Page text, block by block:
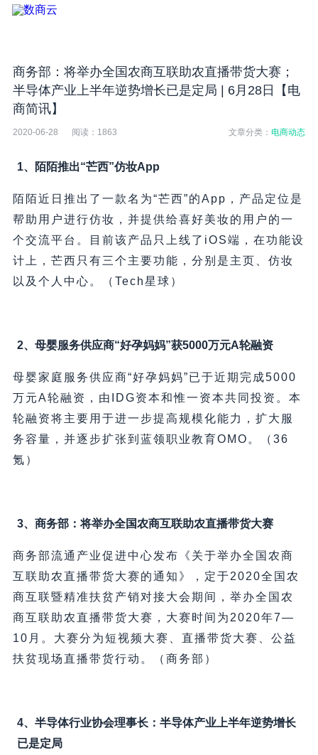
商务部：将举办全国农商互联助农直播带货大赛；
半导体产业上半年逆势增长已是定局 | 6月28日【电
商简讯】
2020-06-28 阅读： 1863 文章分类：电商动态
1、陌陌推出“芒西”仿妆App
陌陌近日推出了一款名为“芒西”的App，产品定位是
帮助用户进行仿妆，并提供给喜好美妆的用户的一
个交流平台。目前该产品只上线了iOS端，在功能设
计上，芒西只有三个主要功能，分别是主页、仿妆
以及个人中心。（Tech星球）
2、母婴服务供应商“好孕妈妈”获5000万元A轮融资
母婴家庭服务供应商“好孕妈妈”已于近期完成5000
万元A轮融资，由IDG资本和惟一资本共同投资。本
轮融资将主要用于进一步提高规模化能力，扩大服
务容量，并逐步扩张到蓝领职业教育OMO。（36
氪）
3、商务部：将举办全国农商互联助农直播带货大赛
商务部流通产业促进中心发布《关于举办全国农商
互联助农直播带货大赛的通知》，定于2020全国农
商互联暨精准扶贫产销对接大会期间，举办全国农
商互联助农直播带货大赛，大赛时间为2020年7—
10月。大赛分为短视频大赛、直播带货大赛、公益
扶贫现场直播带货行动。（商务部）
4、半导体行业协会理事长：半导体产业上半年逆势增长
已是定局